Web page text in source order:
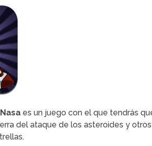
es un juego con el que tendrás
del ataque de los asteroides y